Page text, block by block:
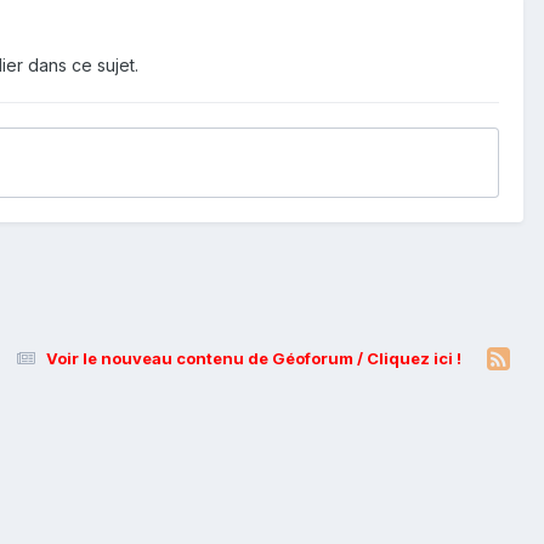
dans ce sujet.
Voir le nouveau contenu de Géoforum / Cliquez ici !